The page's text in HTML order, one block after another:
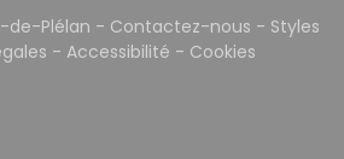
de-Plélan - Contactez-nous - Styles
- Accessibilité - Cookies